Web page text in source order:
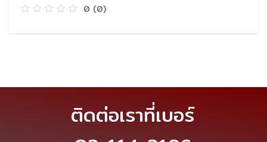
0 (0)
ติดต่อเราที่เบอร์